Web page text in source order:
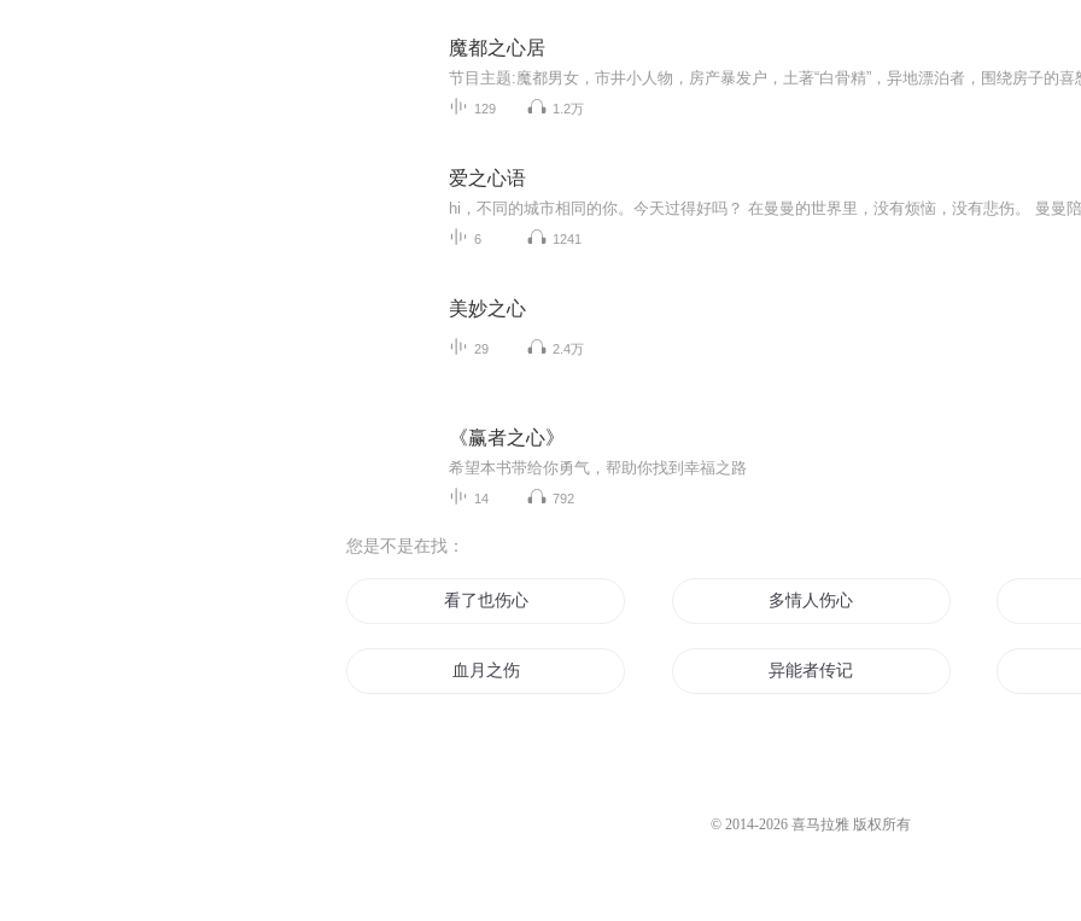
魔都之心居
129 1.2万
爱之心语
6 1241
美妙之心
29 2.4万
《赢者之心》
希望本书带给你勇气，帮助你找到幸福之路
14 792
您是不是在找：
看了也伤心 多情人伤心剑
血月之伤 异能者传记之伤城
© 2014-2026 喜马拉雅 版权所有